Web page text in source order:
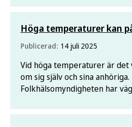
och beredskap i regionen.
Höga temperaturer kan
Publicerad: 14 juli 2025
Vid höga temperaturer är
om sig själv och sina anhöriga.
Folkhälsomyndigheten har
hälsa vid värmeböljor.